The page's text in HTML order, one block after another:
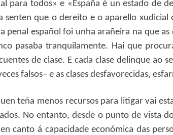
para todos» e «España é un estado de
que o dereito e o aparello
español foi unha arañeira na que
pasaba tranquilamente. Hai que
de clase. E cada clase delinque ao
falsos– e as clases desfavorecidas,
teña menos recursos para litigar vai
No entanto, desde o punto de vista
canto á capacidade económica das